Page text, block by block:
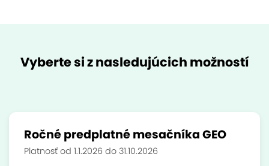
Vyberte si z nasledujúcich možností
Ročné predplatné mesačníka GEO
Platnosť od 1.1.2026 do 31.10.2026